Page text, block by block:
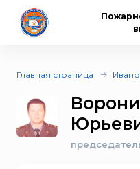
Главная страница